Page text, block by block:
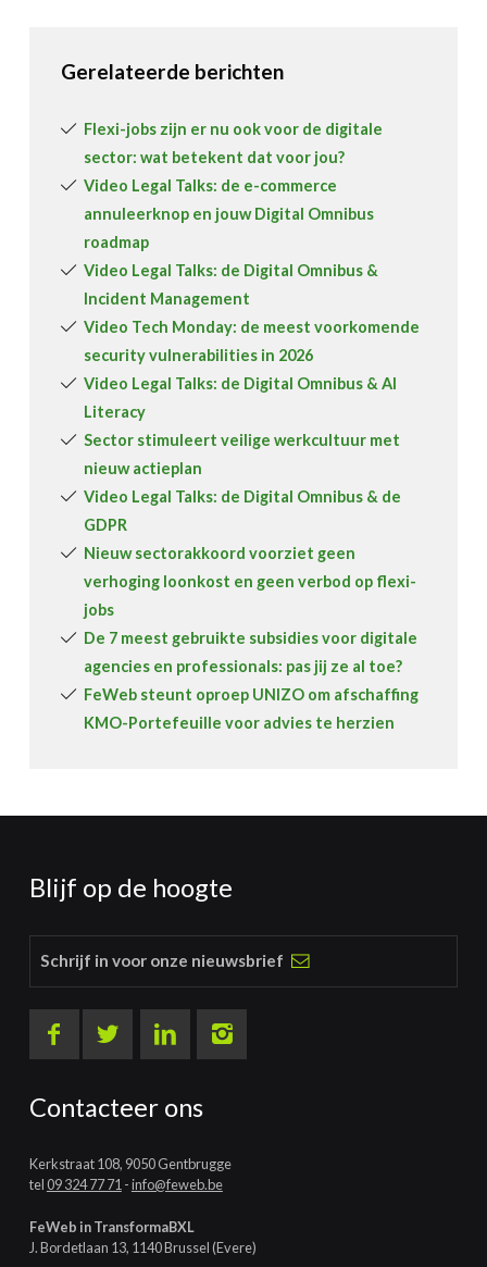
Gerelateerde berichten
Flexi-jobs zijn er nu ook voor de digitale
sector: wat betekent dat voor jou?
Video Legal Talks: de e-commerce
annuleerknop en jouw Digital Omnibus
roadmap
Video Legal Talks: de Digital Omnibus &
Incident Management
Video Tech Monday: de meest voorkomende
security vulnerabilities in 2026
Video Legal Talks: de Digital Omnibus & AI
Literacy
Sector stimuleert veilige werkcultuur met
nieuw actieplan
Video Legal Talks: de Digital Omnibus & de
GDPR
Nieuw sectorakkoord voorziet geen
verhoging loonkost en geen verbod op flexi-
jobs
De 7 meest gebruikte subsidies voor digitale
agencies en professionals: pas jij ze al toe?
FeWeb steunt oproep UNIZO om afschaffing
KMO-Portefeuille voor advies te herzien
Blijf op de hoogte
Schrijf in voor onze nieuwsbrief
Contacteer ons
Kerkstraat 108, 9050 Gentbrugge
tel09 324 77 71-info@feweb.be
FeWeb in TransformaBXL
J. Bordetlaan 13, 1140 Brussel (Evere)